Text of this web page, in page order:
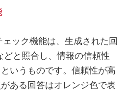
ック機能は、生成された回
と照合し、情報の信頼性
いうものです。信頼性が高
ある回答はオレンジ色で表